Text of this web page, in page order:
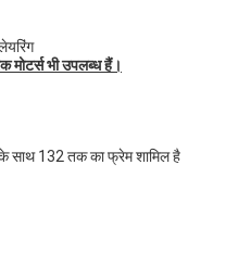
मोटर्स भी उपलब्ध हैं।
के साथ 132 तक का फ्रेम शामिल है